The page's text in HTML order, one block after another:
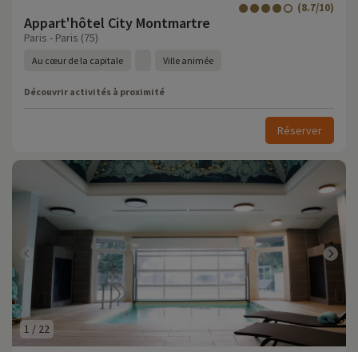
Appart'hôtel City Montmartre
(8.7/10)
Paris - Paris (75)
Au cœur de la capitale Ville animée
Découvrir activités à proximité
Réserver
1 / 22